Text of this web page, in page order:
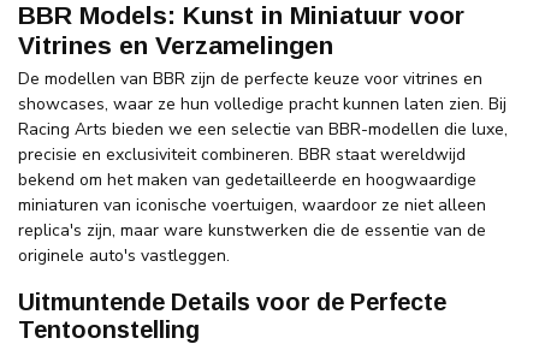
BBR Models: Kunst in Miniatuur voor
Vitrines en Verzamelingen
De modellen van BBR zijn de perfecte keuze voor vitrines en
showcases, waar ze hun volledige pracht kunnen laten zien. Bij
Racing Arts bieden we een selectie van BBR-modellen die luxe,
precisie en exclusiviteit combineren. BBR staat wereldwijd
bekend om het maken van gedetailleerde en hoogwaardige
miniaturen van iconische voertuigen, waardoor ze niet alleen
replica's zijn, maar ware kunstwerken die de essentie van de
originele auto's vastleggen.
Uitmuntende Details voor de Perfecte
Tentoonstelling